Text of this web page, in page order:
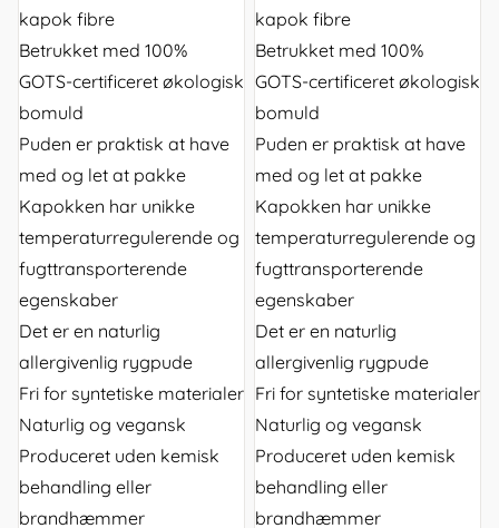
kapok fibre
Betrukket med 100%
GOTS-certificeret økologisk
bomuld
Puden er praktisk at have
med og let at pakke
Kapokken har unikke
temperaturregulerende og
fugttransporterende
egenskaber
Det er en naturlig
allergivenlig rygpude
Fri for syntetiske materialer
Naturlig og vegansk
Produceret uden kemisk
behandling eller
brandhæmmer
kapok fibre
Betrukket med 100%
GOTS-certificeret økologisk
bomuld
Puden er praktisk at have
med og let at pakke
Kapokken har unikke
temperaturregulerende og
fugttransporterende
egenskaber
Det er en naturlig
allergivenlig rygpude
Fri for syntetiske materialer
Naturlig og vegansk
Produceret uden kemisk
behandling eller
brandhæmmer